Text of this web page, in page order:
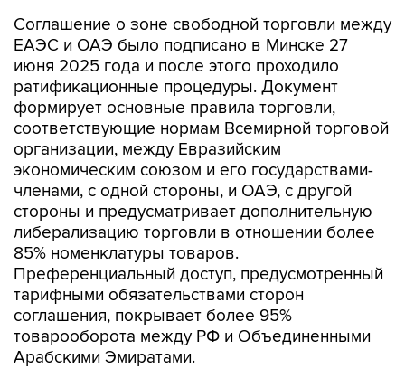
Соглашение о зоне свободной торговли между
ЕАЭС и ОАЭ было подписано в Минске 27
июня 2025 года и после этого проходило
ратификационные процедуры. Документ
формирует основные правила торговли,
соответствующие нормам Всемирной торговой
организации, между Евразийским
экономическим союзом и его государствами-
членами, с одной стороны, и ОАЭ, с другой
стороны и предусматривает дополнительную
либерализацию торговли в отношении более
85% номенклатуры товаров.
Преференциальный доступ, предусмотренный
тарифными обязательствами сторон
соглашения, покрывает более 95%
товарооборота между РФ и Объединенными
Арабскими Эмиратами.